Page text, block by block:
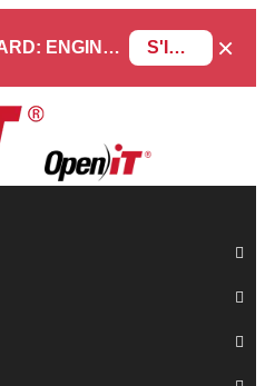
BEYOND THE DASHBOARD: ENGINEERING SOFTWARE IN SERVICENOW WEBINAR S'INSCRIRE ×